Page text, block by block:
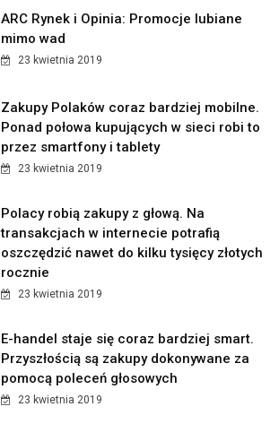
ARC Rynek i Opinia: Promocje lubiane
mimo wad
23 kwietnia 2019
Zakupy Polaków coraz bardziej mobilne.
Ponad połowa kupujących w sieci robi to
przez smartfony i tablety
23 kwietnia 2019
Polacy robią zakupy z głową. Na
transakcjach w internecie potrafią
oszczędzić nawet do kilku tysięcy złotych
rocznie
23 kwietnia 2019
E-handel staje się coraz bardziej smart.
Przyszłością są zakupy dokonywane za
pomocą poleceń głosowych
23 kwietnia 2019